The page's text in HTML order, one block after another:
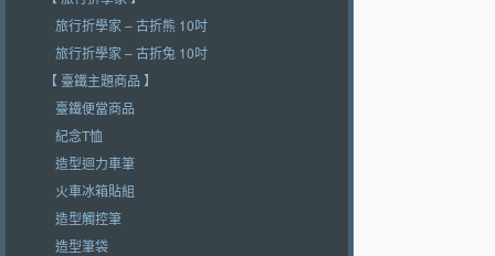
旅行折學家 – 古折熊 10吋
旅行折學家 – 古折兔 10吋
【 臺鐵主題商品 】
臺鐵便當商品
紀念T恤
造型迴力車筆
火車冰箱貼組
造型觸控筆
造型筆袋